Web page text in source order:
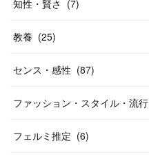
知性・賢さ (7)
教養 (25)
センス・感性 (87)
ファッション・スタイル・流行
フェルミ推定 (6)